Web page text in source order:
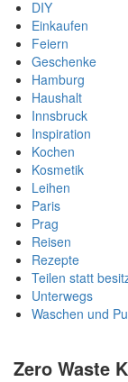
DIY
Einkaufen
Feiern
Geschenke
Hamburg
Haushalt
Innsbruck
Inspiration
Kochen
Kosmetik
Leihen
Paris
Prag
Reisen
Rezepte
Teilen statt
Unterwegs
Waschen und
Zero Waste